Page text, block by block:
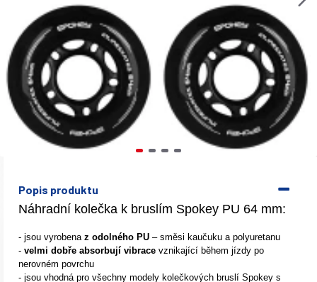
Popis produktu
Náhradní kolečka k bruslím Spokey PU 64 mm:
- jsou vyrobena z odolného PU – směsi kaučuku a polyuretanu
- velmi dobře absorbují vibrace vznikající během jízdy po
nerovném povrchu
- jsou vhodná pro všechny modely kolečkových bruslí Spokey s